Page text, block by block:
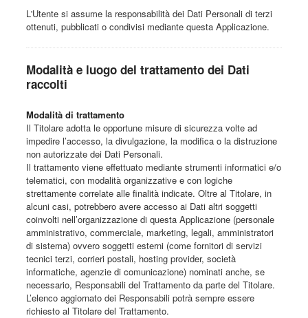
L'Utente si assume la responsabilità dei Dati Personali di terzi
ottenuti, pubblicati o condivisi mediante questa Applicazione.
Modalità e luogo del trattamento dei Dati
raccolti
Modalità di trattamento
Il Titolare adotta le opportune misure di sicurezza volte ad
impedire l’accesso, la divulgazione, la modifica o la distruzione
non autorizzate dei Dati Personali.
Il trattamento viene effettuato mediante strumenti informatici e/o
telematici, con modalità organizzative e con logiche
strettamente correlate alle finalità indicate. Oltre al Titolare, in
alcuni casi, potrebbero avere accesso ai Dati altri soggetti
coinvolti nell’organizzazione di questa Applicazione (personale
amministrativo, commerciale, marketing, legali, amministratori
di sistema) ovvero soggetti esterni (come fornitori di servizi
tecnici terzi, corrieri postali, hosting provider, società
informatiche, agenzie di comunicazione) nominati anche, se
necessario, Responsabili del Trattamento da parte del Titolare.
L’elenco aggiornato dei Responsabili potrà sempre essere
richiesto al Titolare del Trattamento.